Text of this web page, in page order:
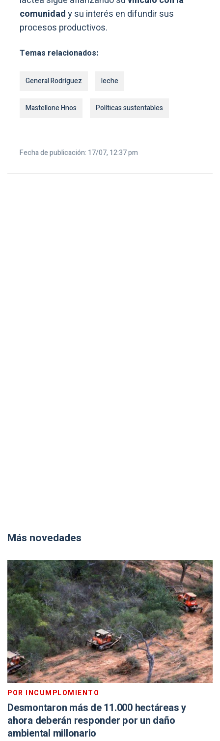
comunidady su interés en difundir sus
procesos productivos.
Temas relacionados:
General Rodríguez leche
Mastellone Hnos Políticas sustentables
Fecha de publicación: 17/07, 12:37 pm
Más novedades
POR INCUMPLOMIENTO
Desmontaron más de 11.000 hectáreas y
ahora deberán responder por un daño
ambiental millonario